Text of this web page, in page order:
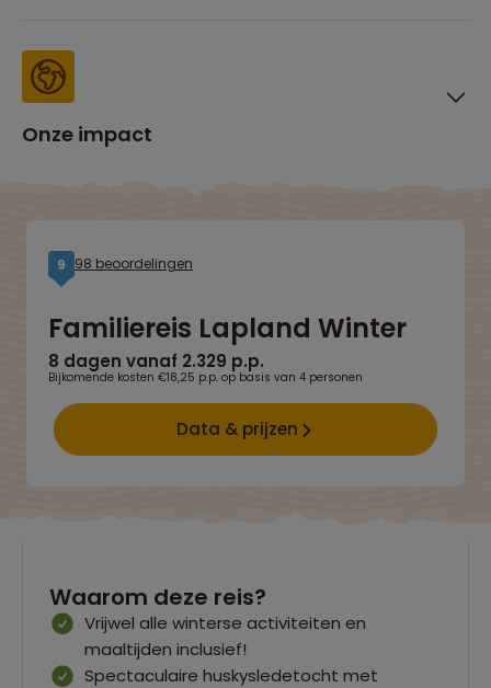
Onze impact
9 98 beoordelingen
Familiereis Lapland Winter
8 dagen vanaf 2.329 p.p.
Bijkomende kosten €18,25 p.p. op basis van 4 personen
Data & prijzen
Waarom deze reis?
Vrijwel alle winterse activiteiten en
maaltijden inclusief!
Spectaculaire huskysledetocht met